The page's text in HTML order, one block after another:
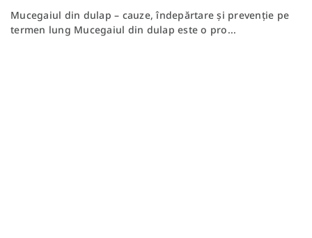
Mucegaiul din dulap – cauze, îndepărtare și prevenție pe
termen lung Mucegaiul din dulap este o pro...